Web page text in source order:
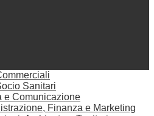
Sanitari
e Comunicazione
Finanza e Marketing